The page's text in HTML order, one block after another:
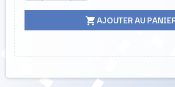
shopping_cartAJOUTER AU